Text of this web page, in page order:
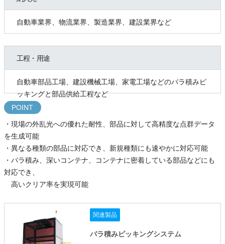
自動車業界、物流業界、製造業界、建設業界など
工程・用途
自動車部品工場、建設機械工場、家電工場などのバラ積みピ
ッキングと部品供給工程など
POINT
・現場の外乱光への優れた耐性、部品に対して高精度な点群データ
を生成可能
・異なる種類の部品に対応でき、新規種類にも速やかに対応可能
・バラ積み、深いコンテナ、コンテナに密着している部品などにも
対応でき、
高いクリア率を実現可能
関連製品
バラ積みピッキングシステム